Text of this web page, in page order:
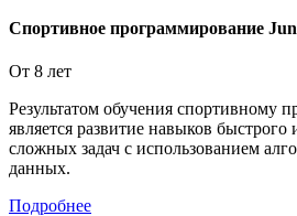
Спортивное программирование
От 8 лет
Результатом обучения спортивному
является развитие навыков
сложных задач с использованием
данных.
Подробнее